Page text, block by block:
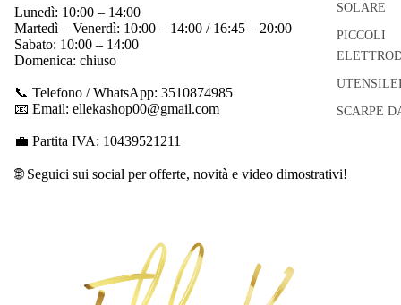
SOLARE
PICCOLI
SCARPE
Lunedì: 10:00 – 14:00
Martedì – Venerdì: 10:00 – 14:00 / 16:45 – 20:00
Sabato: 10:00 – 14:00
Domenica: chiuso
📞 Telefono / WhatsApp: 3510874985
📧 Email: ellekashop00@gmail.com
💼 Partita IVA: 10439521211
🌐 Seguici sui social per offerte, novità e video dimostrativi!